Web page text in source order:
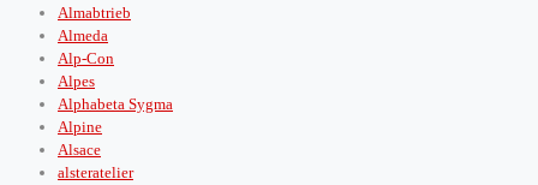
Almabtrieb
Almeda
Alp-Con
Alpes
Alphabeta Sygma
Alpine
Alsace
alsteratelier